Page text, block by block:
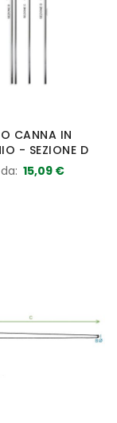
CANNA IN
- SEZIONE D
15,09 €